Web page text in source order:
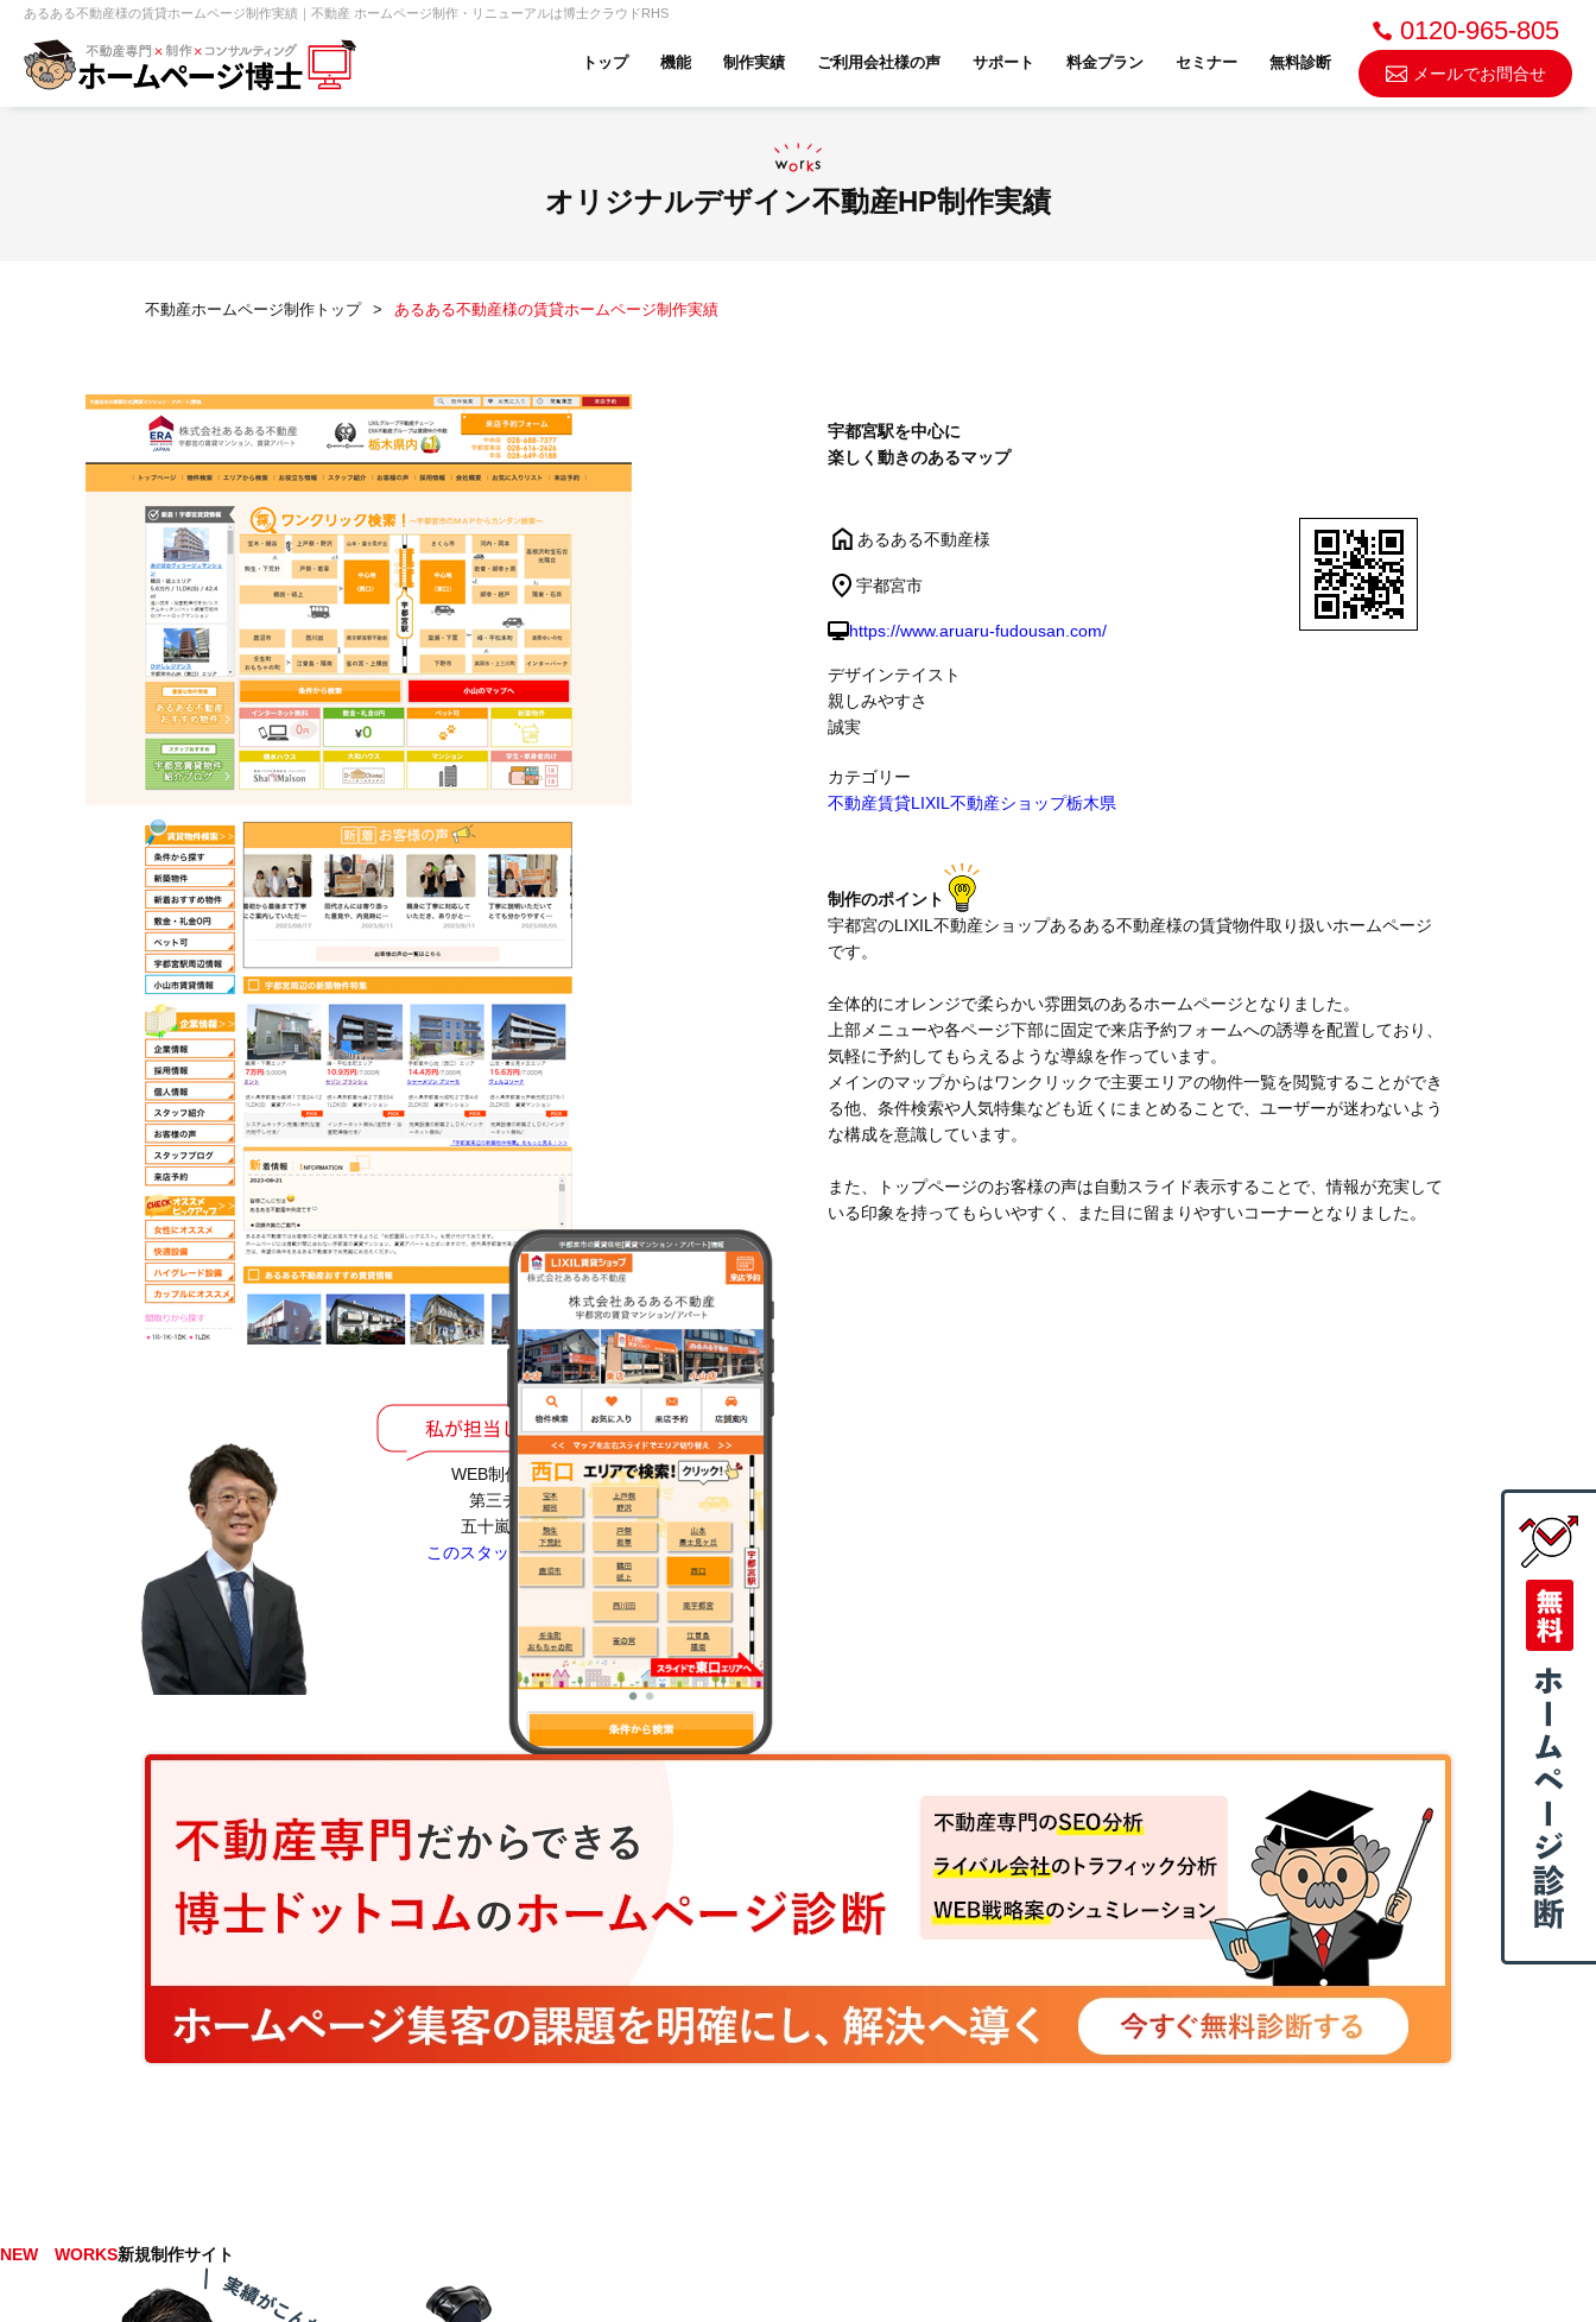
あるある不動産様の賃貸ホームページ制作実績｜不動産 ホームページ制作・リニューアルは博士クラウドRHS
トップ 機能 制作実績
不動産投資・収益物件 建築・リフォーム テナント
賃貸管理オーナー向け 建築請負・中古リノベ
不動産動画制作事例 動画配信サイト制作事例
ご利用会社様の声 サポート 料金プラン セミナー 無料診断
0120-965-805
メールでお問合せ
オリジナルデザイン不動産HP制作実績
不動産ホームページ制作トップ あるある不動産様の賃貸ホームページ制作実績
WEB制作事業部
第三チーム
五十嵐 勇汰
このスタッフを知る
宇都宮駅を中心に
楽しく動きのあるマップ
あるある不動産様
宇都宮市
https://www.aruaru-fudousan.com/
デザインテイスト
親しみやすさ
誠実
カテゴリー
不動産賃貸LIXIL不動産ショップ栃木県
制作のポイント
宇都宮のLIXIL不動産ショップあるある不動産様の賃貸物件取り扱いホームページ
です。
全体的にオレンジで柔らかい雰囲気のあるホームページとなりました。
上部メニューや各ページ下部に固定で来店予約フォームへの誘導を配置しており、
気軽に予約してもらえるような導線を作っています。
メインのマップからはワンクリックで主要エリアの物件一覧を閲覧することができ
る他、条件検索や人気特集なども近くにまとめることで、ユーザーが迷わないよう
な構成を意識しています。
また、トップページのお客様の声は自動スライド表示することで、情報が充実して
いる印象を持ってもらいやすく、また目に留まりやすいコーナーとなりました。
NEW WORKS新規制作サイト